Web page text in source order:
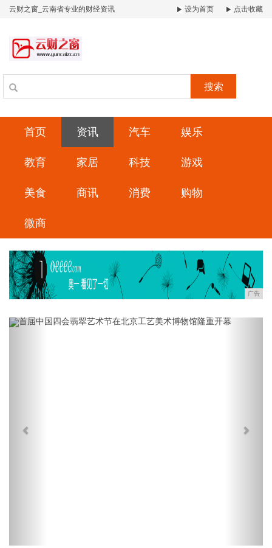
云财之窗_云南省专业的财经资讯 设为首页 点击收藏
搜索
首页 资讯 汽车 娱乐
教育 家居 科技 游戏
美食 商讯 消费 购物
微商
广告
Previous